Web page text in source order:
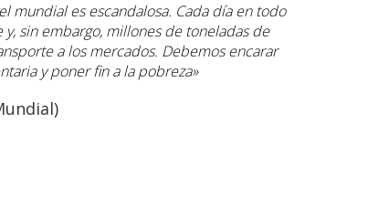
mundial es escandalosa. Cada día en todo
sin embargo, millones de toneladas de
a los mercados. Debemos encarar
y poner fin a la pobreza»